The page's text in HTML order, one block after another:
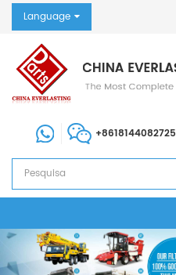
Language
+8618144082725